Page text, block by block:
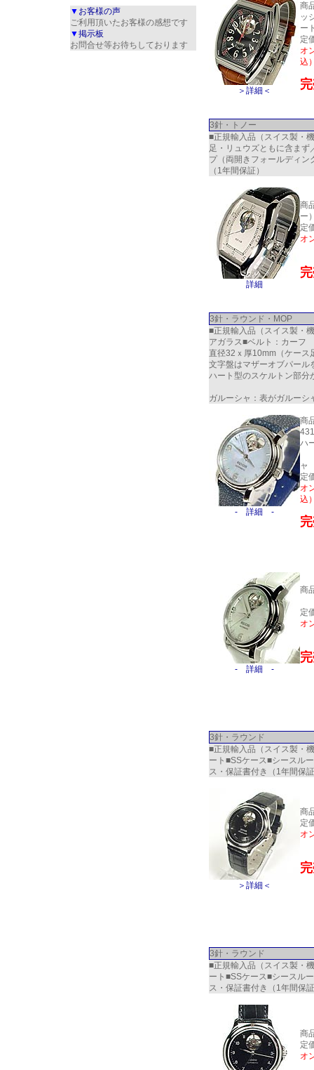
▼ お客様の声
ご利用頂いたお客様の感想です
▼掲示板
お問合せ等お待ちしております
＞詳細＜
商
ッ
ー
定
オ
込
3針・トノー
■正規輸入品（スイス製・
足・リュウズともに含ま
プ（両開きフォールディ
（1年間保証）
詳細
商
ー
定
オ
3針・ラウンド・MOP
■正規輸入品（スイス製・
アガラス■ベルト：カーフ
直径32ｘ厚10mm（ケース
文字盤はマザーオブパール
ハート型のスケルトン部分
ガルーシャ：表がガルー
- 詳細 -
商
ハ
ャ
定
オ
込
- 詳細 -
商
定
オ
3針・ラウンド
■正規輸入品（スイス製・
ート■SSケース■シースル
ス・保証書付き（1年間保
＞詳細＜
商
定
オ
3針・ラウンド
■正規輸入品（スイス製・
ート■SSケース■シースル
ス・保証書付き（1年間保
商
定
オ